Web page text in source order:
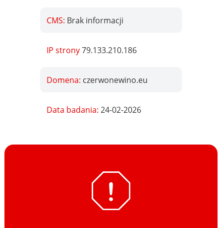
CMS: Brak informacji
IP strony79.133.210.186
Domena: czerwonewino.eu
Data badania:24-02-2026